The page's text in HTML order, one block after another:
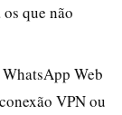
que não
Web
VPN ou